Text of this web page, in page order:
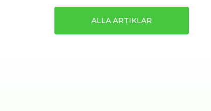
ALLA ARTIKLAR